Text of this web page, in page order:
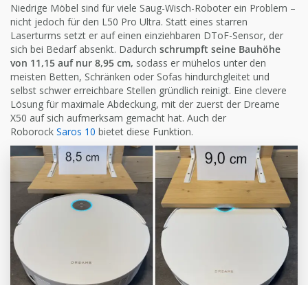
Niedrige Möbel sind für viele Saug-Wisch-Roboter ein Problem –
nicht jedoch für den L50 Pro Ultra. Statt eines starren
Laserturms setzt er auf einen einziehbaren DToF-Sensor, der
sich bei Bedarf absenkt. Dadurch schrumpft seine Bauhöhe
von 11,15 auf nur 8,95 cm, sodass er mühelos unter den
meisten Betten, Schränken oder Sofas hindurchgleitet und
selbst schwer erreichbare Stellen gründlich reinigt. Eine clevere
Lösung für maximale Abdeckung, mit der zuerst der Dreame
X50 auf sich aufmerksam gemacht hat. Auch der
Roborock Saros 10 bietet diese Funktion.